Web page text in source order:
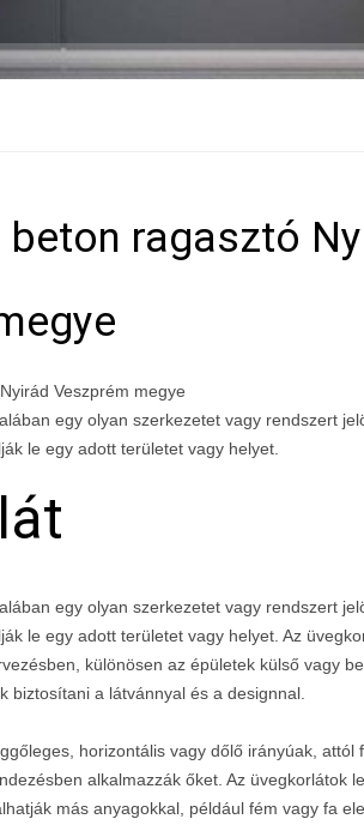
beton ragasztó
Veszprém megye
egy olyan szerkezetet vagy rendszert
le egy adott területet vagy helyet.
egy olyan szerkezetet vagy rendszert
le egy adott területet vagy helyet. Az
különösen az épületek külső vagy
biztosítani a látvánnyal és a designnal.
horizontális vagy dőlő irányúak, attól
alkalmazzák őket. Az üvegkorlátok
más anyagokkal, például fém vagy fa